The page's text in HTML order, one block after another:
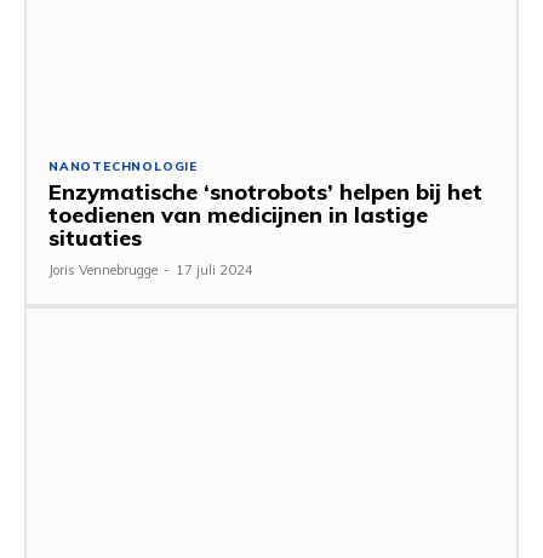
NANOTECHNOLOGIE
Enzymatische ‘snotrobots’ helpen bij het
toedienen van medicijnen in lastige
situaties
Joris Vennebrugge - 17 juli 2024